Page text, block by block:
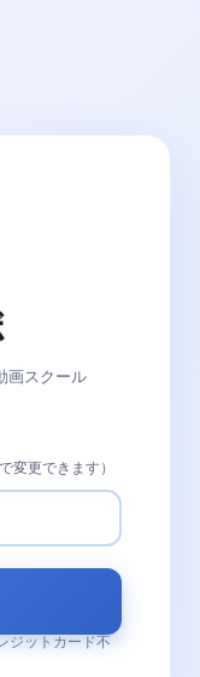
画スクール
変更できます）
ジットカード不